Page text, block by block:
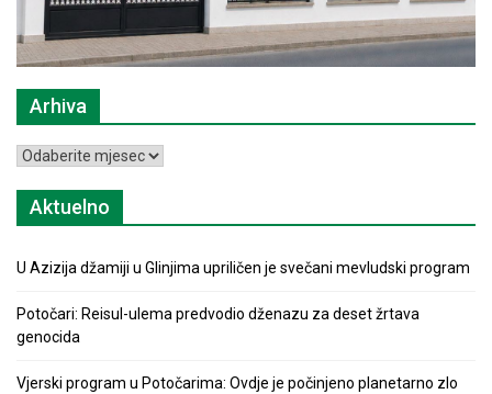
Arhiva
Arhiva
Aktuelno
U Azizija džamiji u Glinjima upriličen je svečani mevludski program
Potočari: Reisul-ulema predvodio dženazu za deset žrtava
genocida
Vjerski program u Potočarima: Ovdje je počinjeno planetarno zlo